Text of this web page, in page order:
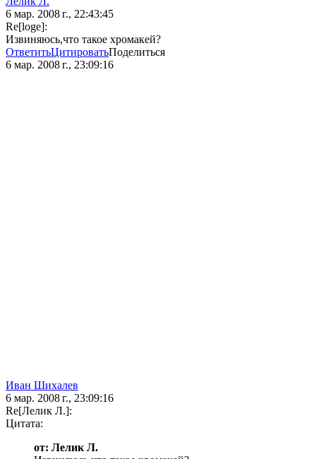
6 мар. 2008 г., 22:43:45
Re[loge]:
Извиняюсь,что такое хромакей?
ОтветитьЦитироватьПоделиться
6 мар. 2008 г., 23:09:16
Иван Шихалев
6 мар. 2008 г., 23:09:16
Re[Лелик Л.]:
Цитата:
от: Лелик Л.